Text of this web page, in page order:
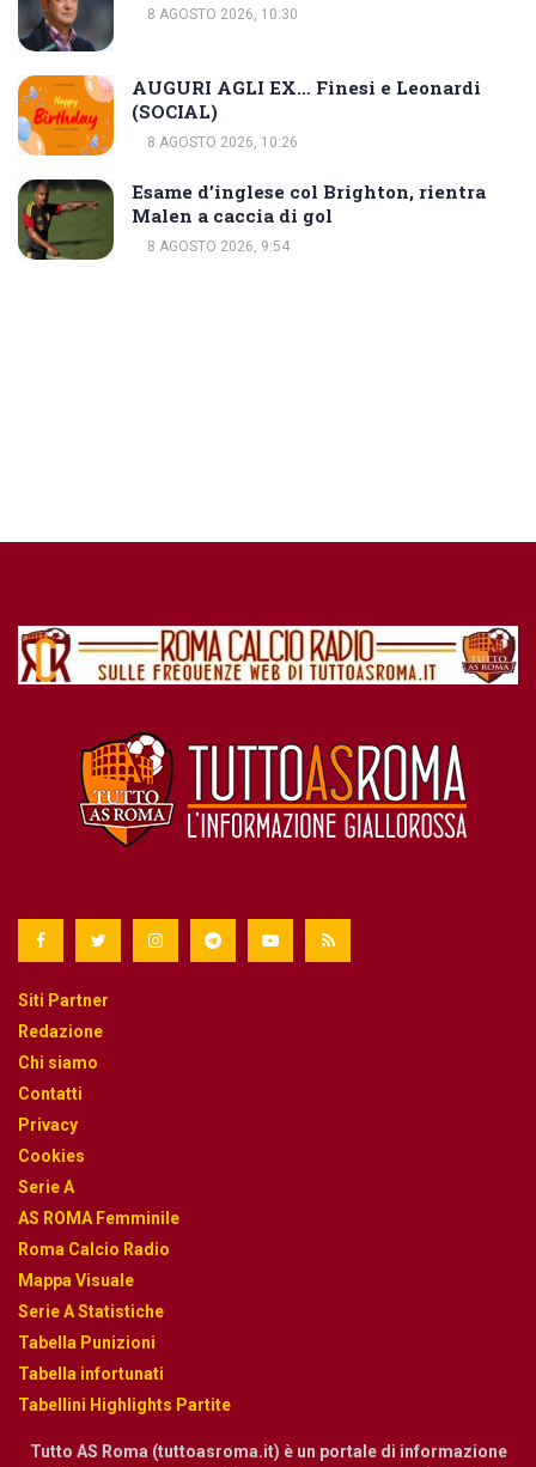
8 AGOSTO 2026, 10:30
AUGURI AGLI EX… Finesi e Leonardi
(SOCIAL)
8 AGOSTO 2026, 10:26
Esame d’inglese col Brighton, rientra
Malen a caccia di gol
8 AGOSTO 2026, 9:54
Siti Partner
Redazione
Chi siamo
Contatti
Privacy
Cookies
Serie A
AS ROMA Femminile
Roma Calcio Radio
Mappa Visuale
Serie A Statistiche
Tabella Punizioni
Tabella infortunati
Tabellini Highlights Partite
Tutto AS Roma (tuttoasroma.it) è un portale di informazione